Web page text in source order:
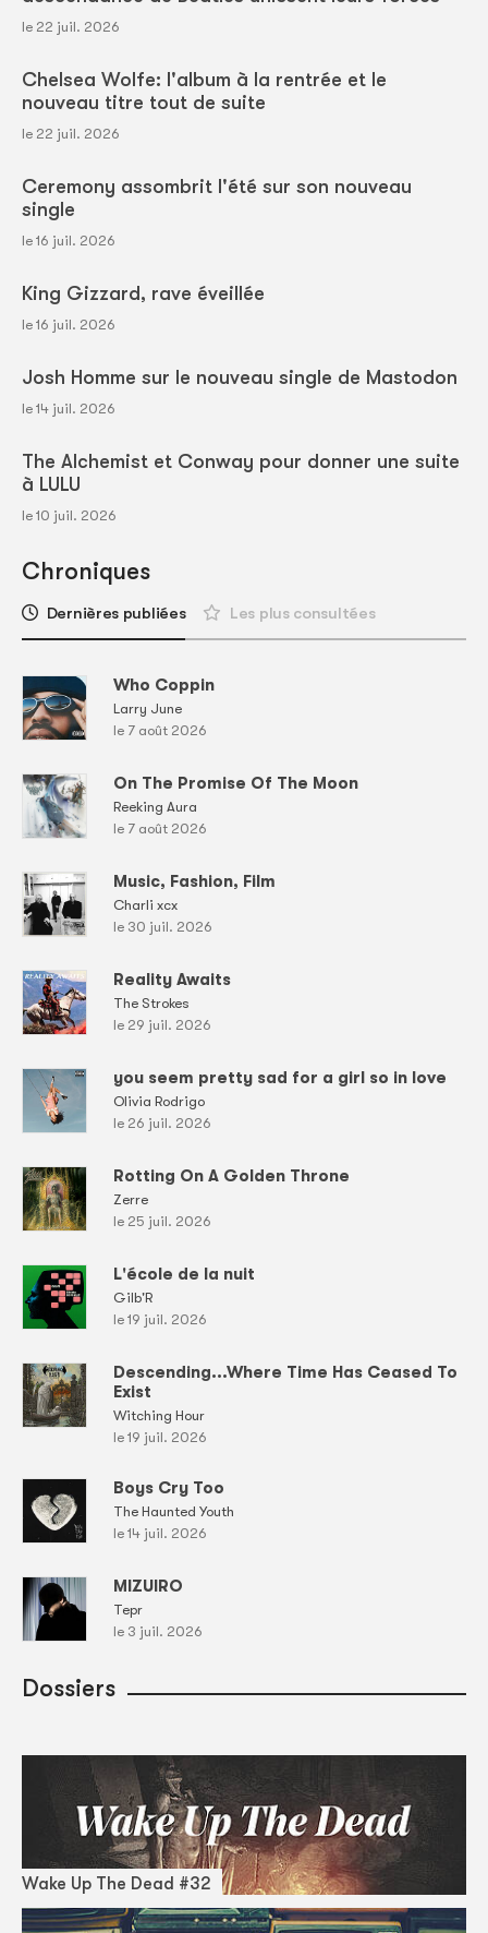
le 22 juil. 2026
Chelsea Wolfe: l'album à la rentrée et le
nouveau titre tout de suite
le 22 juil. 2026
Ceremony assombrit l'été sur son nouveau
single
le 16 juil. 2026
King Gizzard, rave éveillée
le 16 juil. 2026
Josh Homme sur le nouveau single de Mastodon
le 14 juil. 2026
The Alchemist et Conway pour donner une suite
à LULU
le 10 juil. 2026
Chroniques
Dernières publiées Les plus consultées
Who Coppin
Larry June
le 7 août 2026
On The Promise Of The Moon
Reeking Aura
le 7 août 2026
Music, Fashion, Film
Charli xcx
le 30 juil. 2026
Reality Awaits
The Strokes
le 29 juil. 2026
you seem pretty sad for a girl so in love
Olivia Rodrigo
le 26 juil. 2026
Rotting On A Golden Throne
Zerre
le 25 juil. 2026
L'école de la nuit
Gilb'R
le 19 juil. 2026
Descending...Where Time Has Ceased To
Exist
Witching Hour
le 19 juil. 2026
Boys Cry Too
The Haunted Youth
le 14 juil. 2026
MIZUIRO
Tepr
le 3 juil. 2026
Dossiers
Wake Up The Dead #32